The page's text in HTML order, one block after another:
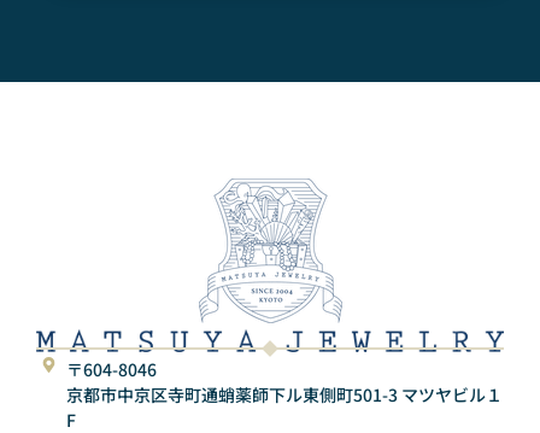
〒604-8046
京都市中京区寺町通蛸薬師下ル東側町501-3 マツヤビル１
F